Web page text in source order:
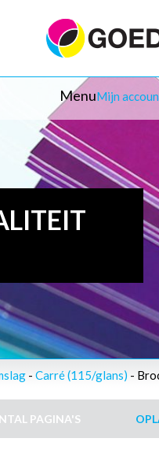
MenuMijn
- Carré (115/glans) -
PAGINA'S